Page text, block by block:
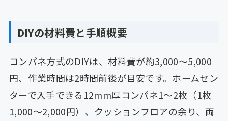
DIYの材料費と手順概要
コンパネ方式のDIYは、材料費が約3,000〜5,000
円、作業時間は2時間前後が目安です。ホームセン
ターで入手できる12mm厚コンパネ1〜2枚（1枚
1,000〜2,000円）、クッションフロアの余り、両